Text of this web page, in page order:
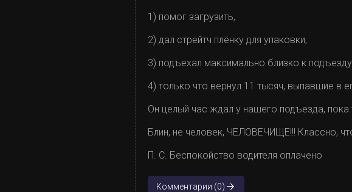
1) помог загрузить,
2) дал стрейтч плёнку для упаковки,
3) подъехал максимально близко к
4) только что вернул 11 тысяч, выпавшие в
Он целый час ждал у нашего подъезда,
Блин, не человек, ЧЕЛОВЕЧИЩЕ!!! Классно,
П. С. Беспокойство водителя оплачено
Комментарии (0)